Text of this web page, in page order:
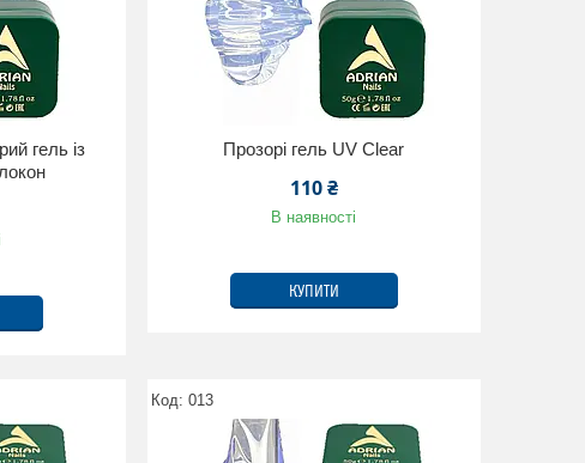
гель із
Прозорі гель UV Clear
110 ₴
В наявності
КУПИТИ
013